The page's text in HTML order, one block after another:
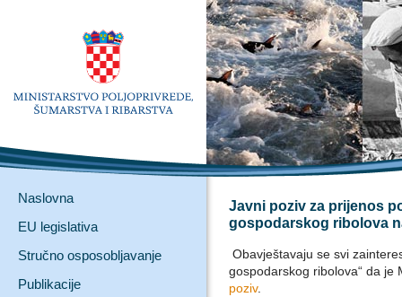
Naslovna
EU legislativa
Stručno osposobljavanje
Publikacije
Javni poziv za prijenos
gospodarskog ribolova
Obavještavaju se svi
gospodarskog ribolova“ da
poziv.